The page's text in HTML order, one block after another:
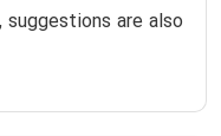
are also